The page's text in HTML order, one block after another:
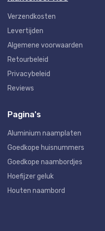
Verzendkosten
Levertijden
Algemene voorwaarden
Retourbeleid
Privacybeleid
Reviews
Pagina's
Aluminium naamplaten
Goedkope huisnummers
Goedkope naambordjes
Hoefijzer geluk
Houten naambord